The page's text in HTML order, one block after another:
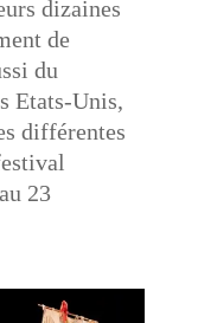
dizaines
de
du
Etats-Unis,
différentes
23